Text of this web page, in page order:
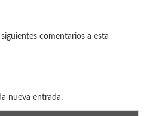
comentarios a esta
nueva entrada.